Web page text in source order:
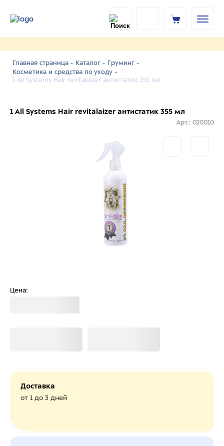
Главная страница - Каталог - Груминг -
Косметика и средства по уходу -
1 All Systems Hair revitalaizer антистатик 355 мл
1 All Systems Hair revitalaizer антистатик 355 мл
Арт.: 020010
Цена:
Доставка
от 1 до 3 дней